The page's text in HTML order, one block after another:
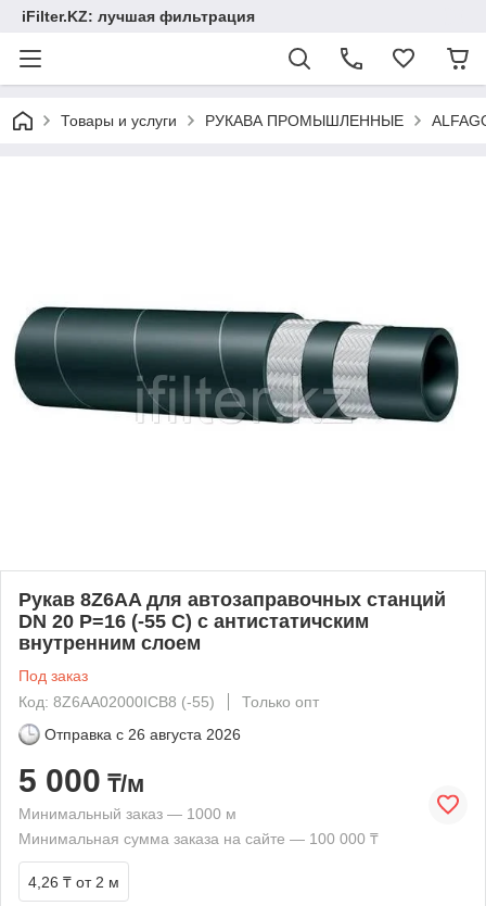
iFilter.KZ: лучшая фильтрация
Товары и услуги РУКАВА ПРОМЫШЛЕННЫЕ
Рукав 8Z6AA для автозаправочных станций
DN 20 Р=16 (-55 С) с антистатичским
внутренним слоем
Под заказ
Код: 8Z6AA02000ICB8 (-55)
Только опт
Отправка с 26 августа 2026
5 000 ₸/м
Минимальный заказ — 1000 м
Минимальная сумма заказа на сайте — 100 000 ₸
4,26 ₸ от 2 м